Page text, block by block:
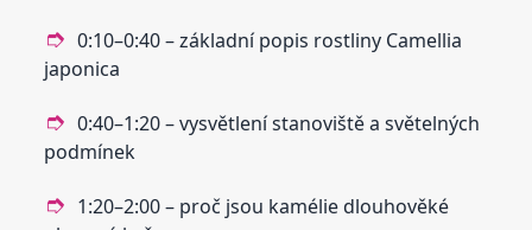
0:10–0:40 – základní popis rostliny Camellia
japonica
0:40–1:20 – vysvětlení stanoviště a světelných
podmínek
1:20–2:00 – proč jsou kamélie dlouhověké